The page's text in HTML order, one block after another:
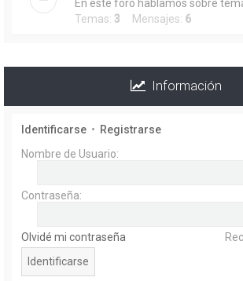
En este foro hablamos sobre
Temas: 3 Mensajes: 6
Información
Identificarse • Registrarse
Nombre de Usuario:
Contraseña:
Olvidé mi contraseña